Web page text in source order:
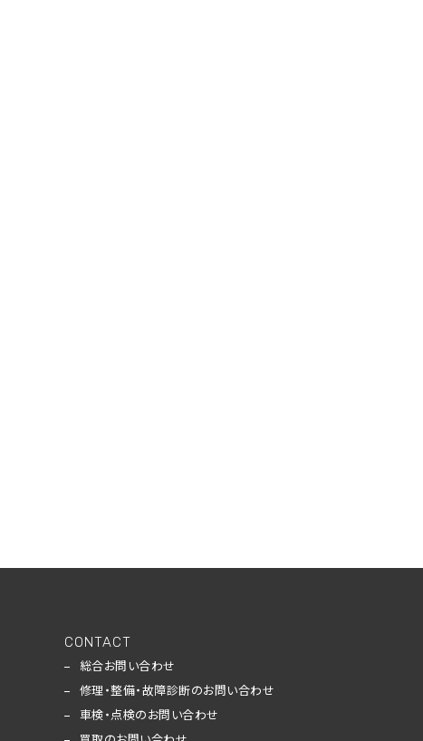
CONTACT
総合お問い合わせ
修理・整備・故障診断のお問い合わせ
車検・点検のお問い合わせ